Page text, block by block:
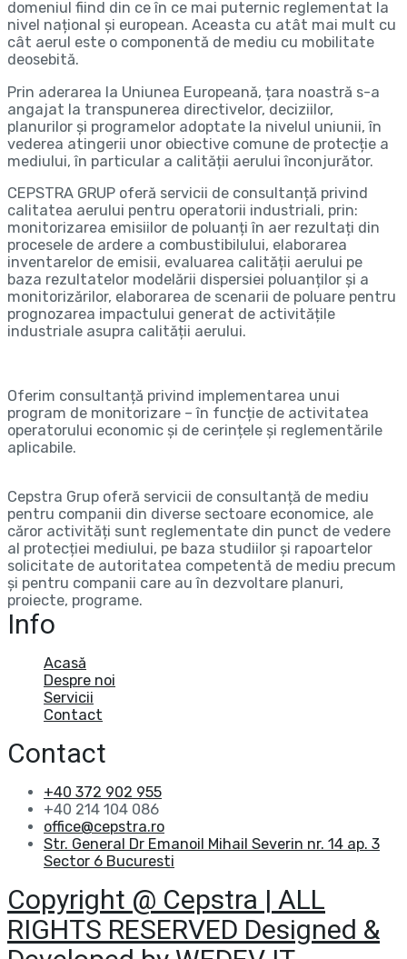
domeniul fiind din ce în ce mai puternic reglementat la
nivel național și european. Aceasta cu atât mai mult cu
cât aerul este o componentă de mediu cu mobilitate
deosebită.
Prin aderarea la Uniunea Europeană, țara noastră s-a
angajat la transpunerea directivelor, deciziilor,
planurilor și programelor adoptate la nivelul uniunii, în
vederea atingerii unor obiective comune de protecție a
mediului, în particular a calității aerului înconjurător.
CEPSTRA GRUP oferă servicii de consultanță privind
calitatea aerului pentru operatorii industriali, prin:
monitorizarea emisiilor de poluanți în aer rezultați din
procesele de ardere a combustibilului, elaborarea
inventarelor de emisii, evaluarea calității aerului pe
baza rezultatelor modelării dispersiei poluanților și a
monitorizărilor, elaborarea de scenarii de poluare pentru
prognozarea impactului generat de activitățile
industriale asupra calității aerului.
Oferim consultanță privind implementarea unui
program de monitorizare – în funcție de activitatea
operatorului economic și de cerințele și reglementările
aplicabile.
Cepstra Grup oferă servicii de consultanță de mediu
pentru companii din diverse sectoare economice, ale
căror activități sunt reglementate din punct de vedere
al protecției mediului, pe baza studiilor și rapoartelor
solicitate de autoritatea competentă de mediu precum
și pentru companii care au în dezvoltare planuri,
proiecte, programe.
Info
Acasă
Despre noi
Servicii
Contact
Contact
+40 372 902 955
+40 214 104 086
office@cepstra.ro
Str. General Dr Emanoil Mihail Severin nr. 14 ap. 3
Sector 6 Bucuresti
Copyright @ Cepstra | ALL
RIGHTS RESERVED Designed &